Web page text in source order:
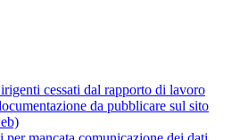
cessati dal rapporto di lavoro
da pubblicare sul sito